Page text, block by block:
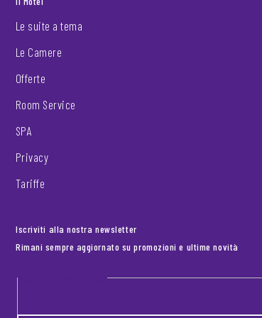
Le suite a tema
Le Camere
Offerte
Room Service
SPA
Privacy
Tariffe
Iscriviti alla nostra newsletter
Rimani sempre aggiornato su promozioni e ultime novità
Footer newsletter